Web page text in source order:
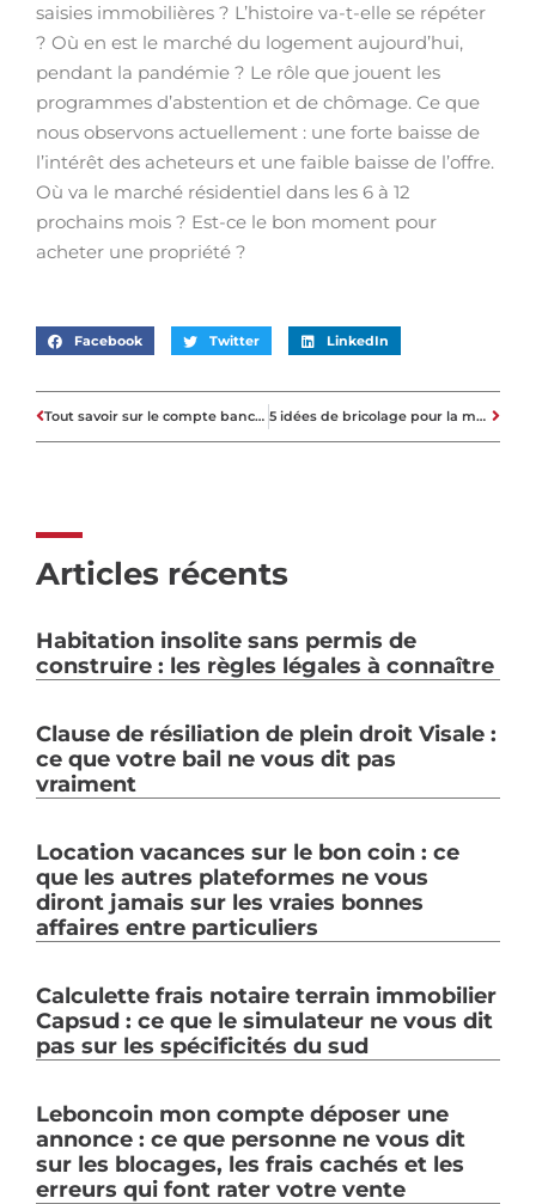
saisies immobilières ? L’histoire va-t-elle se répéter
? Où en est le marché du logement aujourd’hui,
pendant la pandémie ? Le rôle que jouent les
programmes d’abstention et de chômage. Ce que
nous observons actuellement : une forte baisse de
l’intérêt des acheteurs et une faible baisse de l’offre.
Où va le marché résidentiel dans les 6 à 12
prochains mois ? Est-ce le bon moment pour
acheter une propriété ?
Facebook Twitter LinkedIn
Tout savoir sur le compte bancaire pour PME et indépendants 5 idées de bricolage pour la maison, économisez de l’argent sur les paiements de logement
Articles récents
Habitation insolite sans permis de
construire : les règles légales à connaître
Clause de résiliation de plein droit Visale :
ce que votre bail ne vous dit pas
vraiment
Location vacances sur le bon coin : ce
que les autres plateformes ne vous
diront jamais sur les vraies bonnes
affaires entre particuliers
Calculette frais notaire terrain immobilier
Capsud : ce que le simulateur ne vous dit
pas sur les spécificités du sud
Leboncoin mon compte déposer une
annonce : ce que personne ne vous dit
sur les blocages, les frais cachés et les
erreurs qui font rater votre vente